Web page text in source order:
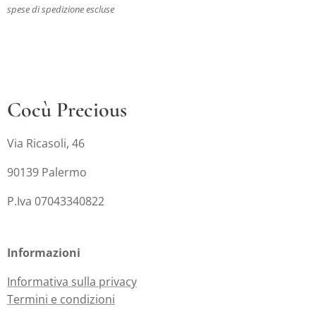
spese di spedizione escluse
Cocù Precious
Via Ricasoli, 46
90139 Palermo
P.Iva 07043340822
Informazioni
Informativa sulla privacy
Termini e condizioni